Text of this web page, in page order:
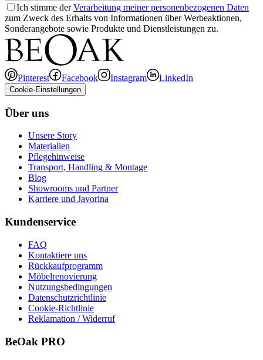
Ich stimme derVerarbeitung meiner personenbezogenen Daten
zum Zweck des Erhalts von Informationen über Werbeaktionen,
Sonderangebote sowie Produkte und Dienstleistungen zu.
Pinterest Facebook Instagram LinkedIn
Cookie-Einstellungen
Über uns
Unsere Story
Materialien
Pflegehinweise
Transport, Handling & Montage
Blog
Showrooms und Partner
Karriere und Javorina
Kundenservice
FAQ
Kontaktiere uns
Rückkaufprogramm
Möbelrenovierung
Nutzungsbedingungen
Datenschutzrichtlinie
Cookie-Richtlinie
Reklamation / Widerruf
BeOak PRO